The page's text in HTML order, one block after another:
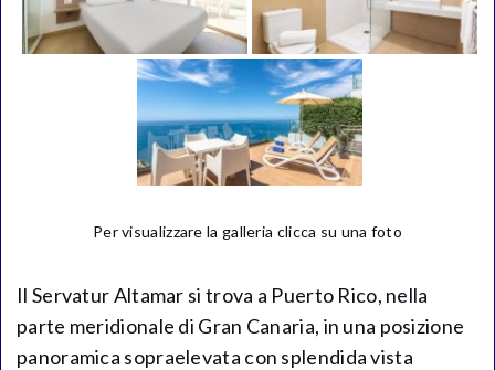
Per visualizzare la galleria clicca su una foto
Il Servatur Altamar si trova a Puerto Rico, nella
parte meridionale di Gran Canaria, in una posizione
panoramica sopraelevata con splendida vista